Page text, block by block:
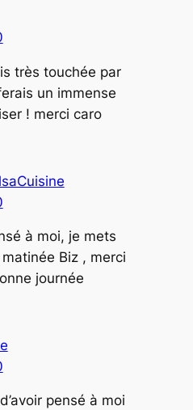
très touchée par
un immense
! merci caro
à moi, je mets
Biz , merci
journée
pensé à moi